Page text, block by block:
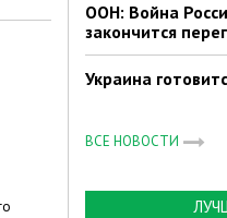
ООН: Война
закончится
Украина
ВСЕ НОВОСТИ